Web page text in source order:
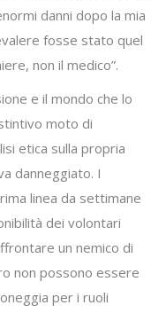
danni dopo la mia
fosse stato quel
non il medico”.
e il mondo che lo
moto di
etica sulla propria
danneggiato. I
linea da settimane
dei volontari
un nemico di
non possono essere
per i ruoli